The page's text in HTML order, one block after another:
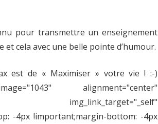
pour transmettre un enseignement
cela avec une belle pointe d’humour.
est de « Maximiser » votre vie ! :-)
alignment="center"
-4px !important;margin-bottom: -4px